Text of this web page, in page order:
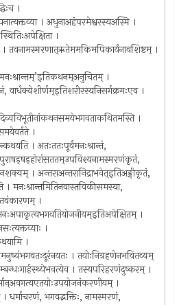
।
। अधुनाअहंपरमेश्वरस्यअस्मि ।
।
। तवनामस्मरणात्ऋतेममकिमपिकार्यंनावशिष्टम् ।
।
वार्धक्येशीर्णम्इतिशरीरस्यनिसर्गक्रमःएव ।
।
।
। अतःततःपूर्वंमनःश्रान्तं,
। अन्तराअन्तरानिद्राभवेत्इतिअङ्गीकृतं,
मनःश्रान्तमितिनवास्तविकीसमस्या,
।
।
।
।
। तयोःनिग्रहणेनभवितव्यम्
। तस्यपरिहरणंदुष्करम् ।
।
। धर्माचरणं, भगवद्भक्तिः, नामस्मरणं,